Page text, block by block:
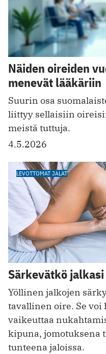
Näiden oireiden
menevät lääkäriin
Suurin osa
liittyy sellaisiin
meistä tuttuja.
4.5.2026
LEVOTTOMAT JALAT
Särkevätkö
Yöllinen jalkojen
tavallinen oire. Se voi
vaikeuttaa
kipuna, jomotuksena
tunteena jaloissa.